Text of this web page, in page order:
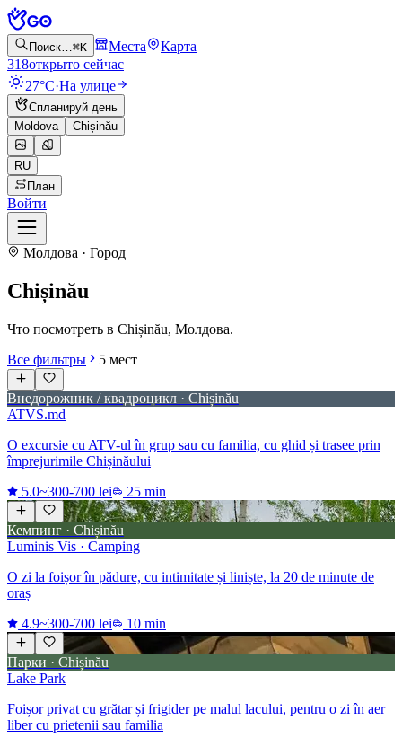
Поиск…⌘K Места
Карта
318открыто сейчас
27°C·На улице
Спланируй день
Moldova
Chișinău
RU
План
Войти
Молдова · Город
Chișinău
Что посмотреть в Chișinău, Молдова.
Все фильтры
5 мест
Внедорожник / квадроцикл · Chișinău
ATVS.md
O excursie cu ATV-ul în grup sau cu familia, cu ghid și trasee prin
împrejurimile Chișinăului
5.0~300-700 lei 25 min
Кемпинг · Chișinău
Luminis Vis · Camping
O zi la foișor în pădure, cu intimitate și liniște, la 20 de minute de
oraș
4.9~300-700 lei 10 min
Парки · Chișinău
Lake Park
Foișor privat cu grătar și frigider pe malul lacului, pentru o zi în aer
liber cu prietenii sau familia